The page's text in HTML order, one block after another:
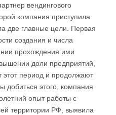
вендингового
компания приступила
две главные цели. Первая
создания и числа
прохождения ими
доли предприятий,
период и продолжают
добиться этого, компания
опыт работы с
территории РФ, выявила